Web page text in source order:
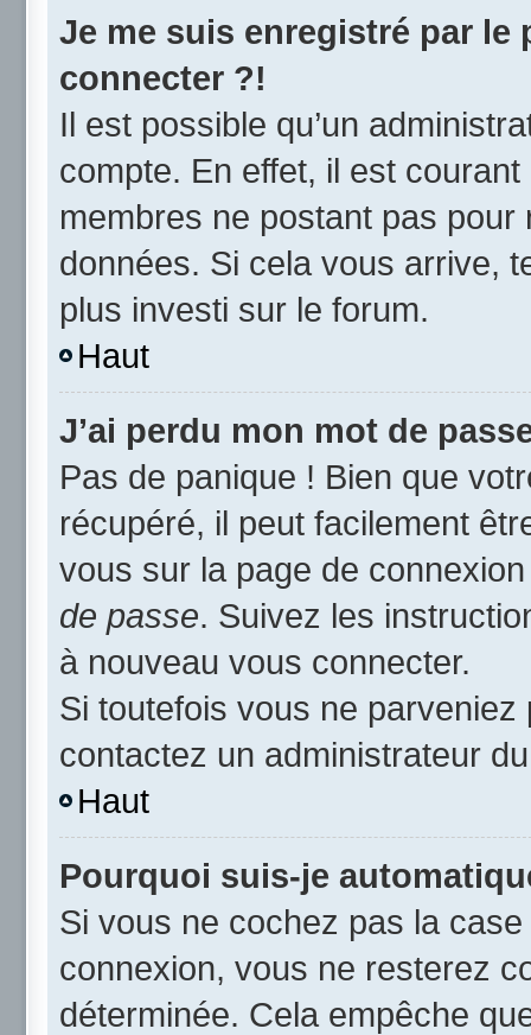
Je me suis enregistré par le
connecter ?!
Il est possible qu’un
compte. En effet, il est
membres ne postant pas
données. Si cela vous arrive,
plus investi sur le forum.
Haut
J’ai perdu mon mot de
Pas de panique ! Bien que
récupéré, il peut facilement
vous sur la page de
de passe. Suivez les
à nouveau vous connecter.
Si toutefois vous ne
contactez un administrateur
Haut
Pourquoi suis-je
Si vous ne cochez pas la case
connexion, vous ne resterez
déterminée. Cela empêche